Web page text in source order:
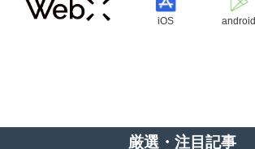
iOS android
厳選・注目記事